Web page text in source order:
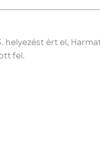
helyezést ért el,
fel.